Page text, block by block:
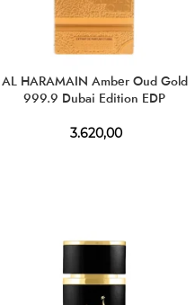
AL HARAMAIN Amber Oud Gold
999.9 Dubai Edition EDP
3.620,00